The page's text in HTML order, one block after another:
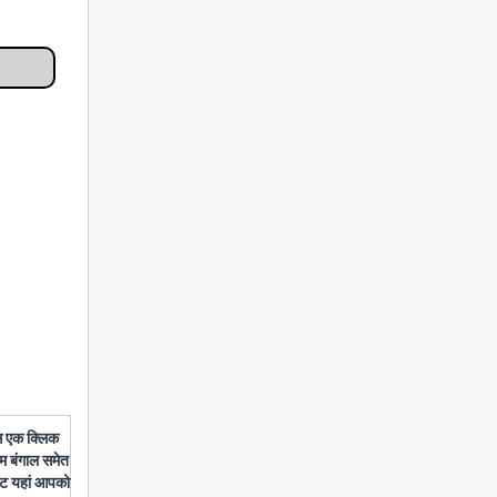
एक क्लिक
बंगाल समेत
यहां आपको